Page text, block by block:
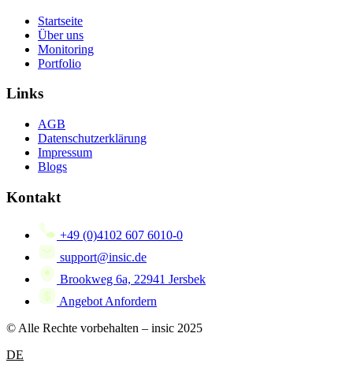
Startseite
Über uns
Monitoring
Portfolio
Links
AGB
Datenschutzerklärung
Impressum
Blogs
Kontakt
+49 (0)4102 607 6010-0
support@insic.de
Brookweg 6a, 22941 Jersbek
Angebot Anfordern
© Alle Rechte vorbehalten – insic 2025
DE